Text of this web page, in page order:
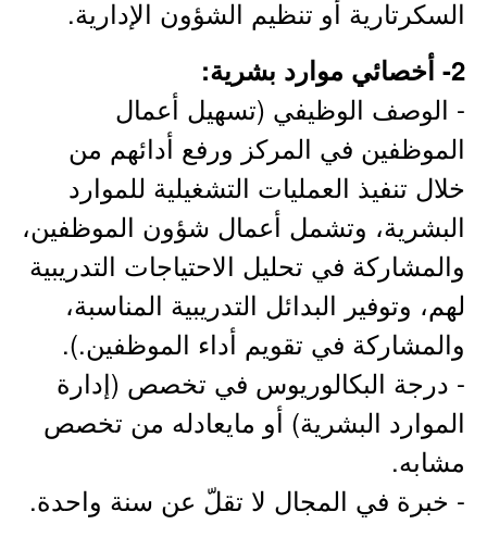
السكرتارية أو تنظيم الشؤون الإدارية.
2- أخصائي موارد بشرية:
- الوصف الوظيفي (تسهيل أعمال
الموظفين في المركز ورفع أدائهم من
خلال تنفيذ العمليات التشغيلية للموارد
البشرية، وتشمل أعمال شؤون الموظفين،
والمشاركة في تحليل الاحتياجات التدريبية
لهم، وتوفير البدائل التدريبية المناسبة،
والمشاركة في تقويم أداء الموظفين.).
- درجة البكالوريوس في تخصص (إدارة
الموارد البشرية) أو مايعادله من تخصص
مشابه.
- خبرة في المجال لا تقلّ عن سنة واحدة.